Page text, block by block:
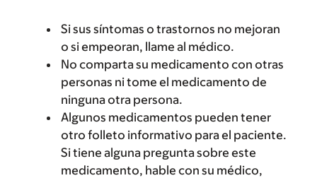
Si sus síntomas o trastornos no mejoran
o si empeoran, llame al médico.
No comparta su medicamento con otras
personas ni tome el medicamento de
ninguna otra persona.
Algunos medicamentos pueden tener
otro folleto informativo para el paciente.
Si tiene alguna pregunta sobre este
medicamento, hable con su médico,